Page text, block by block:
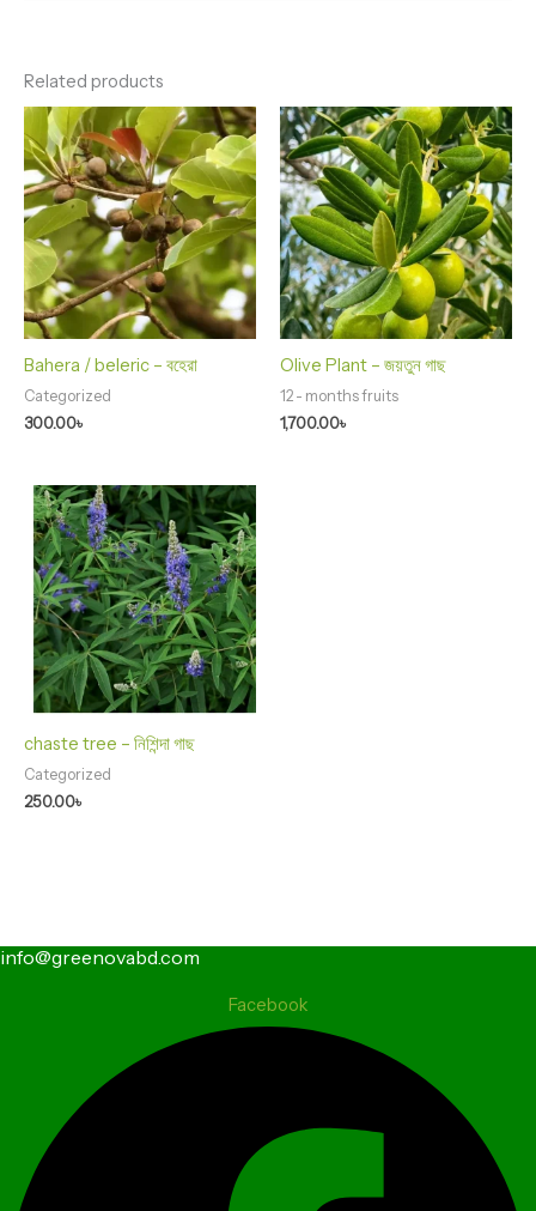
Related products
Bahera / beleric – বহেরা
Categorized
300.00৳
Olive Plant – জয়তুন গাছ
12 - months fruits
1,700.00৳
chaste tree – নিশিন্দা গাছ
Categorized
250.00৳
info@greenovabd.com
Facebook